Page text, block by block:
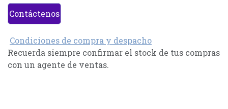
Contáctenos
Condiciones de compra y despacho
Recuerda siempre confirmar el stock de tus compras
con un agente de ventas.